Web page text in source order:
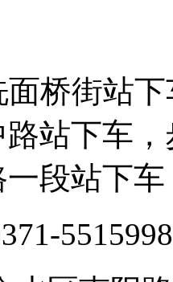
面桥街站
站下车
段站下